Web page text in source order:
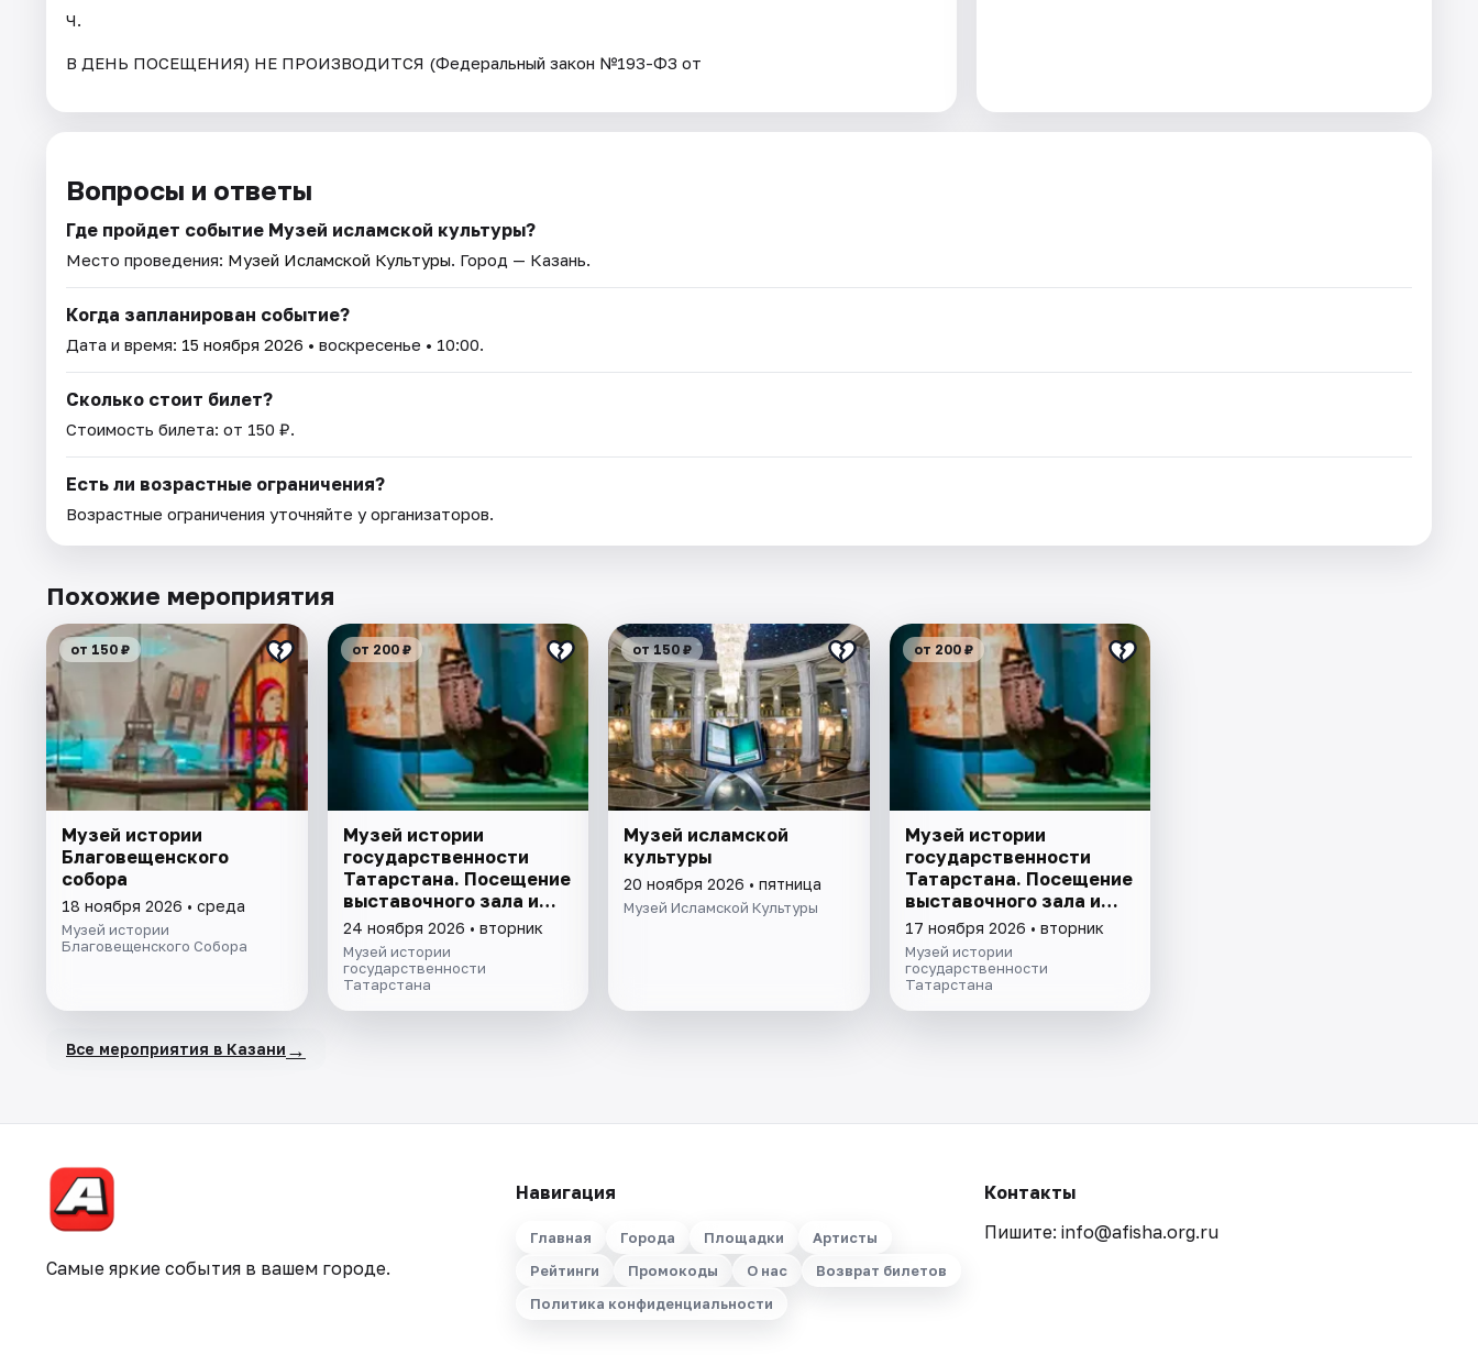
Ч.
В ДЕНЬ ПОСЕЩЕНИЯ) НЕ ПРОИЗВОДИТСЯ (Федеральный закон №193-ФЗ от
Вопросы и ответы
Где пройдет событие Музей исламской культуры?
Место проведения: Музей Исламской Культуры. Город — Казань.
Когда запланирован событие?
Дата и время: 15 ноября 2026 • воскресенье • 10:00.
Сколько стоит билет?
Стоимость билета: от 150 ₽.
Есть ли возрастные ограничения?
Возрастные ограничения уточняйте у организаторов.
Похожие мероприятия
от 150 ₽
Музей истории
Благовещенского
собора
18 ноября 2026 • среда
Музей истории
Благовещенского Собора
от 200 ₽
Музей истории
государственности
Татарстана. Посещение
выставочного зала и
экспозиции
24 ноября 2026 • вторник
Музей истории
государственности
Татарстана
от 150 ₽
Музей исламской
культуры
20 ноября 2026 • пятница
Музей Исламской Культуры
от 200 ₽
Музей истории
государственности
Татарстана. Посещение
выставочного зала и
экспозиции
17 ноября 2026 • вторник
Музей истории
государственности
Татарстана
Все мероприятия в Казани →
Самые яркие события в вашем городе.
Навигация
Главная Города Площадки
Артисты
Рейтинги
Промокоды О нас
Возврат билетов
Политика конфиденциальности
Контакты
Пишите: info@afisha.org.ru